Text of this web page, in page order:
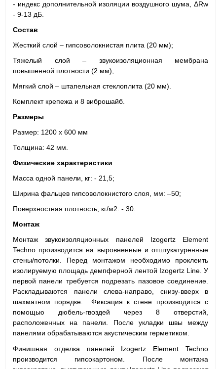
- индекс дополнительной изоляции воздушного шума, ΔRw
- 9-13 дБ.
Состав
Жесткий слой – гипсоволокнистая плита (20 мм);
Тяжелый слой – звукоизоляционная мембрана
повышенной плотности (2 мм);
Мягкий слой – штапельная стеклоплита (20 мм).
Комплект крепежа и 8 виброшайб.
Размеры
Размер: 1200 х 600 мм
Толщина: 42 мм.
Физические характеристики
Масса одной панели, кг: - 21,5;
Ширина фальцев гипсоволокнистого слоя, мм: –50;
Поверхностная плотность, кг/м2: - 30.
Монтаж
Монтаж звукоизоляционных панелей Izogertz Element
Techno производится на выровненные и отштукатуренные
стены/потолки. Перед монтажом необходимо проклеить
изолируемую площадь демпферной лентой Izogertz Line. У
первой панели требуется подрезать пазовое соединение.
Раскладываются панели слева-направо, снизу-вверх в
шахматном порядке. Фиксация к стене производится с
помощью дюбель-гвоздей через 8 отверстий,
расположенных на панели. После укладки швы между
панелями обрабатываются акустическим герметиком.
Финишная отделка панелей Izogertz Element Techno
производится гипсокартоном. После монтажа